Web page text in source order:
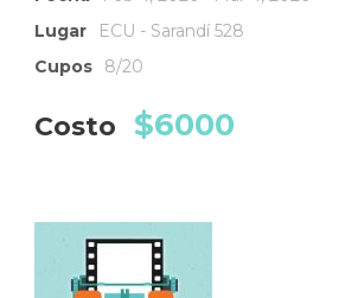
Lugar
ECU - Sarandí 528
Cupos
8/20
Costo $6000